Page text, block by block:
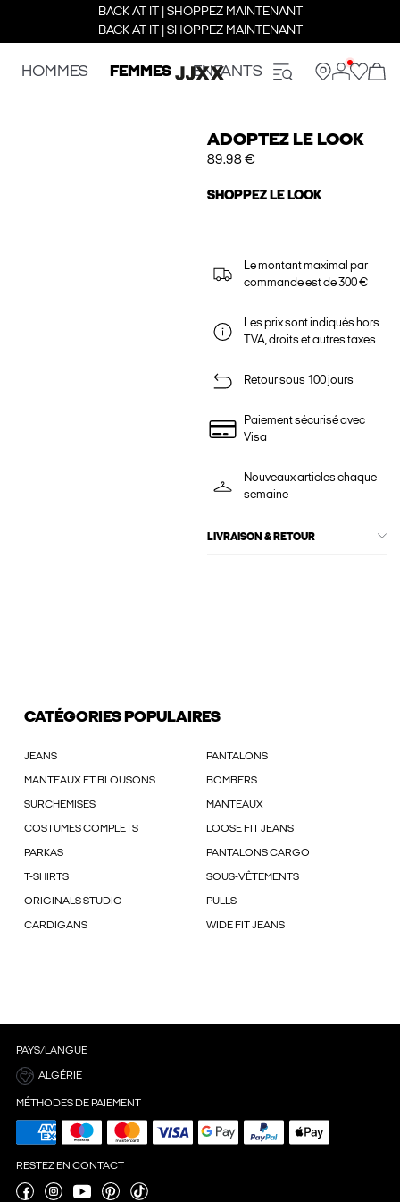
BACK AT IT | SHOPPEZ MAINTENANT
BACK AT IT | SHOPPEZ MAINTENANT
HOMMES FEMMES ENFANTS
ADOPTEZ LE LOOK
89.98 €
SHOPPEZ LE LOOK
Le montant maximal par
commande est de 300 €
Les prix sont indiqués hors
TVA, droits et autres taxes.
Retour sous 100 jours
Paiement sécurisé avec
Visa
Nouveaux articles chaque
semaine
LIVRAISON & RETOUR
CATÉGORIES POPULAIRES
JEANS PANTALONS
MANTEAUX ET BLOUSONS BOMBERS
SURCHEMISES MANTEAUX
COSTUMES COMPLETS LOOSE FIT JEANS
PARKAS PANTALONS CARGO
T-SHIRTS SOUS-VÊTEMENTS
ORIGINALS STUDIO PULLS
CARDIGANS WIDE FIT JEANS
PAYS/LANGUE
ALGÉRIE
MÉTHODES DE PAIEMENT
RESTEZ EN CONTACT